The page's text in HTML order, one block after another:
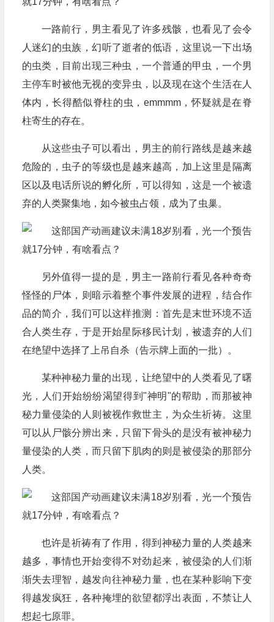
一路前行，男主看见了许多残骸，也看见了会令
人迷幻的虫族，幻听了逝者的低语，这里说一下出场
的虫类，目前出现三种虫，一个普通的甲虫，一个男
主停车时被他无视的变异虫，以及现在这个生活在人
体内，长得酷似脊柱的虫，emmmm，怀疑就是在脊
柱寄生的存在。
从这些虫子可以看出，男主的前行路线是越来越
危险的，虫子的等级也是越来越高，加上这里是隔离
区以及电话所说的孵化所，可以得知，这是一个被遗
弃的人类聚集地，如今被虫占领，成为了虫巢。
另外值得一提的是，男主一路前行看见各种奇奇
怪怪的尸体，则暗示着整个事件发展的进程，结合作
品的简介，我们可以这样推测：首先是末世环境不适
合人类生存，于是开始星际移民计划，被遗弃的人们
在绝望中选择了上吊自杀（告示牌上面的一批）。
某种神秘力量的出现，让绝望中的人类看见了曙
光，人们开始纷纷渴望得到"神明"的帮助，而那被神
秘力量侵染的人则被视作救世主，为众生祈祷。这里
可以从尸骸分辨出来，只留下骨头的是没有被神秘力
量侵染的人类，而只留下肌肉的则是被侵染的那部分
人类。
也许是祈祷有了作用，得到神秘力量的人类越来
越多，事情也开始变得不对劲起来，被侵染的人们渐
渐失去理智，越发向往神秘力量，也在某种影响下变
得越发疯狂，各种掩埋的欲望都浮出表面，不禁让人
想起七原罪。